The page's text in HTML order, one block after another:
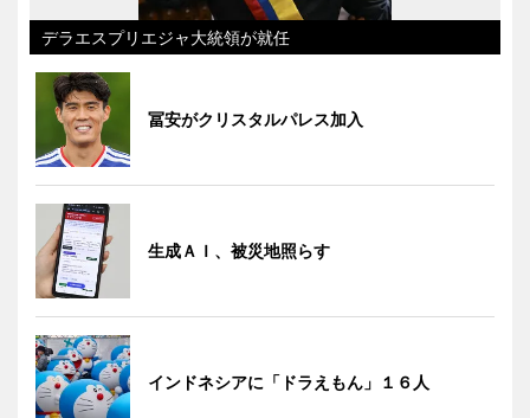
デラエスプリエジャ大統領が就任
冨安がクリスタルパレス加入
生成ＡＩ、被災地照らす
インドネシアに「ドラえもん」１６人